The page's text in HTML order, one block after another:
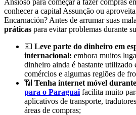
conhecer a capital Assunção ou
Encarnación? Antes de arrumar suas
práticas para evitar problemas durante
💵 Leve parte do dinheiro em
internacional: embora muitos
dinheiro ainda é bastante utilizado
comércios e algumas regiões de
📶 Tenha internet móvel
para o Paraguai facilita muito
aplicativos de transporte,
áreas de compras;